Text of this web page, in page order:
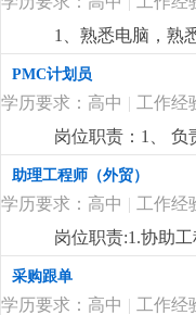
1、熟悉电脑，熟
工作认真负责，
观设计能力较强
PMC计划员
学历要求：高中 | 工作经
岗位职责：1、
库存状况，制定
合格物料的退货
或以上学历；2、
作经验；更详细...
助理工程师（外贸）
学历要求：高中 | 工作经
岗位职责:1.协助
能够承受一定的
采购跟单
学历要求：高中 | 工作经